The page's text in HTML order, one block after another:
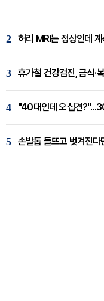
2 허리 MRI는 정상인데
3 휴가철 건강검진, 금식·
4 "40대인데 오십견
5 손발톱 들뜨고 벗겨진